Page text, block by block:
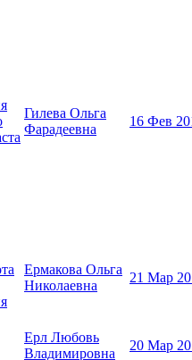
Гилева Ольга
Фарадеевна
16 Фев
Ермакова Ольга
Николаевна
21 Мар
Ерл Любовь
Владимировна
20 Мар